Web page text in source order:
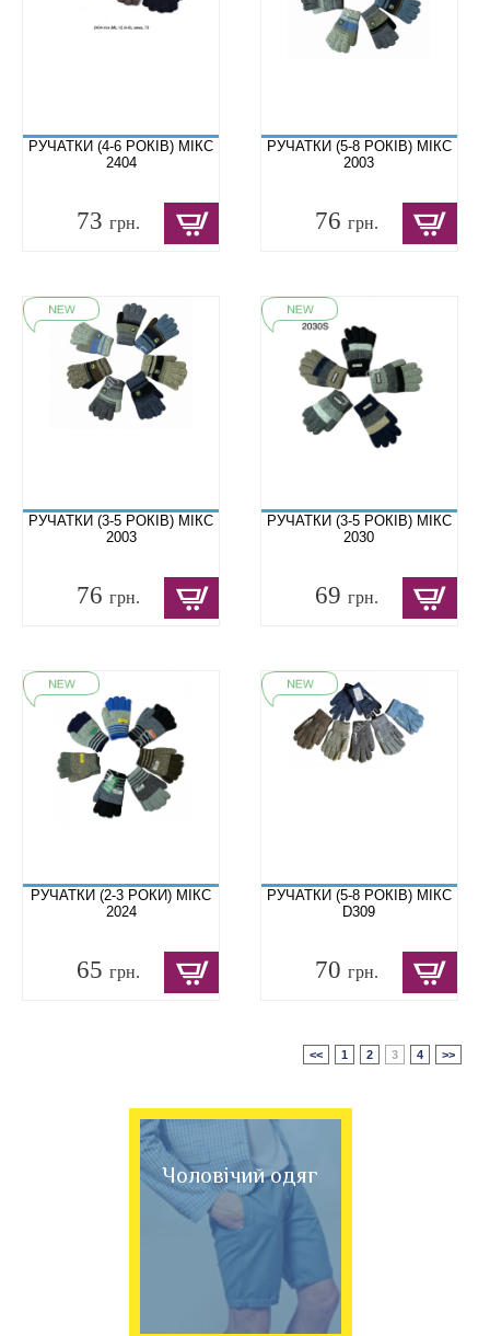
РУЧАТКИ (4-6 РОКІВ) МІКС
2404
73грн.
РУЧАТКИ (5-8 РОКІВ) МІКС
2003
76 грн.
РУЧАТКИ (3-5 РОКІВ) МІКС
2003
76грн.
РУЧАТКИ (3-5 РОКІВ) МІКС
2030
69 грн.
РУЧАТКИ (2-3 РОКИ) МІКС
2024
65грн.
РУЧАТКИ (5-8 РОКІВ) МІКС
D309
70 грн.
<< 1 2 3 4 >>
Чоловічий одяг